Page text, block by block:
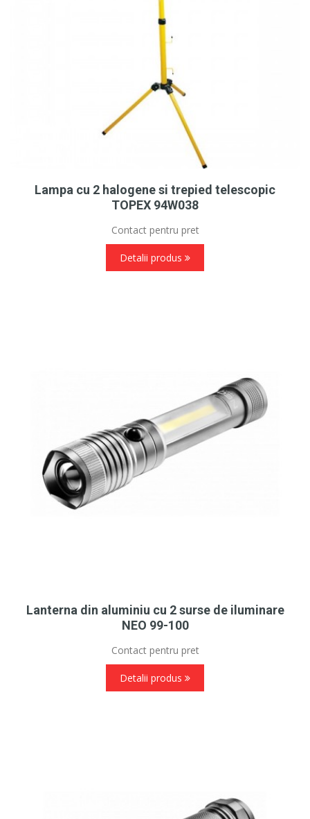
Lampa cu 2 halogene si trepied telescopic
TOPEX 94W038
Contact pentru pret
Detalii produs
Lanterna din aluminiu cu 2 surse de iluminare
NEO 99-100
Contact pentru pret
Detalii produs